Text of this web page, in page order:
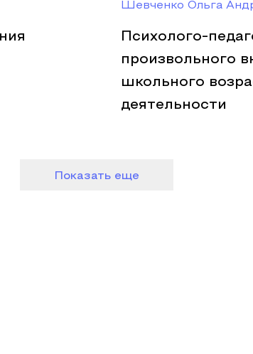
Шевченко Ольга
Психолого-
произвольного
школьного
деятельности
Показать еще